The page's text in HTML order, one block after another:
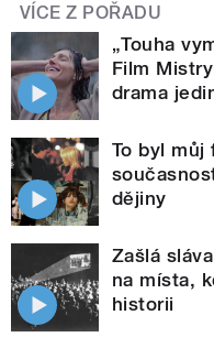
VÍCE Z POŘADU
„Touha
Film
drama
To byl můj
dějiny
Zašlá
na místa,
historii